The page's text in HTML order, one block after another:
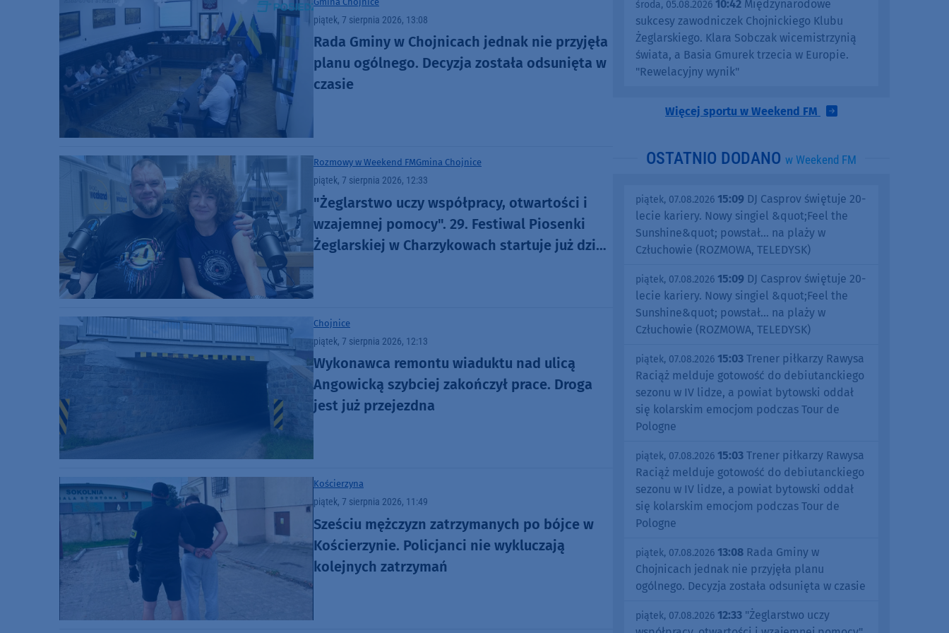
piątek, 7 sierpnia 2026, 13:08
Rada Gminy w Chojnicach jednak nie przyjęła
planu ogólnego. Decyzja została odsunięta w
czasie
Rozmowy w Weekend FMGmina Chojnice
piątek, 7 sierpnia 2026, 12:33
"Żeglarstwo uczy współpracy, otwartości i
wzajemnej pomocy". 29. Festiwal Piosenki
Żeglarskiej w Charzykowach startuje już dziś.
Chojnice
piątek, 7 sierpnia 2026, 12:13
Wykonawca remontu wiaduktu nad ulicą
Angowicką szybciej zakończył prace. Droga
jest już przejezdna
Kościerzyna
piątek, 7 sierpnia 2026, 11:49
Sześciu mężczyzn zatrzymanych po bójce w
Kościerzynie. Policjanci nie wykluczają
kolejnych zatrzymań
środa, 05.08.2026 10:42 Międzynarodowe
sukcesy zawodniczek Chojnickiego Klubu
Żeglarskiego. Klara Sobczak wicemistrzynią
świata, a Basia Gmurek trzecia w Europie.
"Rewelacyjny wynik"
Więcej sportu w Weekend FM
OSTATNIO DODANO w Weekend FM
piątek, 07.08.2026 15:09 DJ Casprov świętuje 20-
lecie kariery. Nowy singiel &quot;Feel the
Sunshine&quot; powstał... na plaży w
Człuchowie (ROZMOWA, TELEDYSK)
piątek, 07.08.2026 15:09 DJ Casprov świętuje 20-
lecie kariery. Nowy singiel &quot;Feel the
Sunshine&quot; powstał... na plaży w
Człuchowie (ROZMOWA, TELEDYSK)
piątek, 07.08.2026 15:03 Trener piłkarzy Rawysa
Raciąż melduje gotowość do debiutanckiego
sezonu w IV lidze, a powiat bytowski oddał
się kolarskim emocjom podczas Tour de
Pologne
piątek, 07.08.2026 15:03 Trener piłkarzy Rawysa
Raciąż melduje gotowość do debiutanckiego
sezonu w IV lidze, a powiat bytowski oddał
się kolarskim emocjom podczas Tour de
Pologne
piątek, 07.08.2026 13:08 Rada Gminy w
Chojnicach jednak nie przyjęła planu
ogólnego. Decyzja została odsunięta w czasie
piątek, 07.08.2026 12:33 "Żeglarstwo uczy